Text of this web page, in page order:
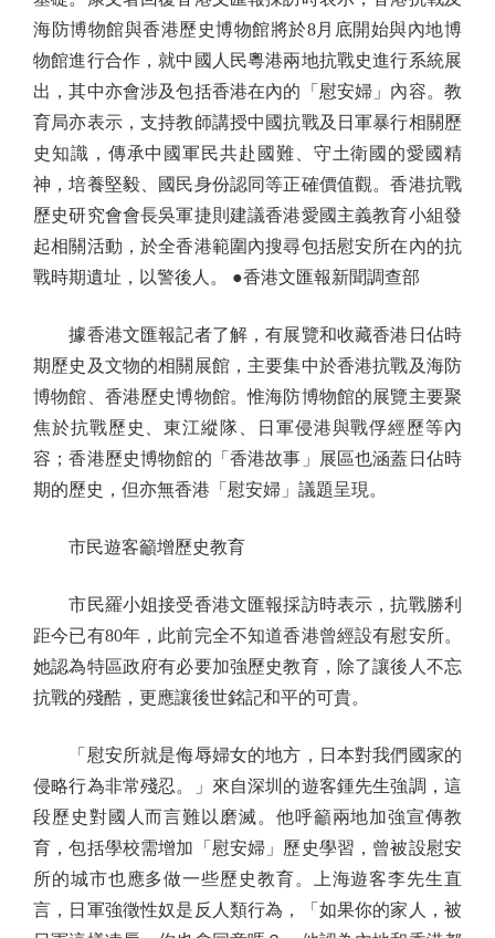
海防博物館與香港歷史博物館將於8月底開始與內地博
物館進行合作，就中國人民粵港兩地抗戰史進行系統展
出，其中亦會涉及包括香港在內的「慰安婦」內容。教
育局亦表示，支持教師講授中國抗戰及日軍暴行相關歷
史知識，傳承中國軍民共赴國難、守土衛國的愛國精
神，培養堅毅、國民身份認同等正確價值觀。香港抗戰
歷史研究會會長吳軍捷則建議香港愛國主義教育小組發
起相關活動，於全香港範圍內搜尋包括慰安所在內的抗
戰時期遺址，以警後人。 ●香港文匯報新聞調查部
據香港文匯報記者了解，有展覽和收藏香港日佔時
期歷史及文物的相關展館，主要集中於香港抗戰及海防
博物館、香港歷史博物館。惟海防博物館的展覽主要聚
焦於抗戰歷史、東江縱隊、日軍侵港與戰俘經歷等內
容；香港歷史博物館的「香港故事」展區也涵蓋日佔時
期的歷史，但亦無香港「慰安婦」議題呈現。
市民遊客籲增歷史教育
市民羅小姐接受香港文匯報採訪時表示，抗戰勝利
距今已有80年，此前完全不知道香港曾經設有慰安所。
她認為特區政府有必要加強歷史教育，除了讓後人不忘
抗戰的殘酷，更應讓後世銘記和平的可貴。
「慰安所就是侮辱婦女的地方，日本對我們國家的
侵略行為非常殘忍。」來自深圳的遊客鍾先生強調，這
段歷史對國人而言難以磨滅。他呼籲兩地加強宣傳教
育，包括學校需增加「慰安婦」歷史學習，曾被設慰安
所的城市也應多做一些歷史教育。上海遊客李先生直
言，日軍強徵性奴是反人類行為，「如果你的家人，被